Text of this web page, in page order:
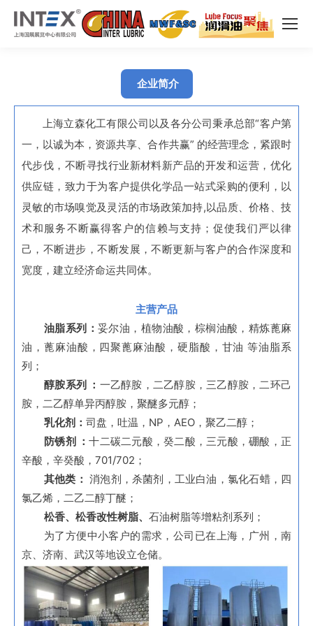
企业简介
上海立森化工有限公司以及各分公司秉承总部“客户第
一，以诚为本，资源共享、合作共赢” 的经营理念，紧跟时
代步伐，不断寻找行业新材料新产品的开发和运营，优化
供应链，致力于为客户提供化学品一站式采购的便利，以
灵敏的市场嗅觉及灵活的市场政策加持,以品质、价格、技
术和服务不断赢得客户的信赖与支持；促使我们严以律
己，不断进步，不断发展，不断更新与客户的合作深度和
宽度，建立经济命运共同体。
主营产品
油脂系列：妥尔油，植物油酸，棕榈油酸，精炼蓖麻
油，蓖麻油酸，四聚蓖麻油酸，硬脂酸，甘油 等油脂系
列；
醇胺系列 ： 一乙醇胺，二乙醇胺，三乙醇胺，二环己
胺，二乙醇单异丙醇胺，聚醚多元醇；
乳化剂： 司盘，吐温，NP，AEO，聚乙二醇；
防锈剂 ：十二碳二元酸，癸二酸，三元酸，硼酸，正
辛酸，辛癸酸，701/702；
其他类： 消泡剂，杀菌剂，工业白油，氯化石蜡，四
氯乙烯，二乙二醇丁醚；
松香、松香改性树脂、 石油树脂等增粘剂系列；
为了方便中小客户的需求，公司已在上海，广州，南
京、济南、武汉等地设立仓储。